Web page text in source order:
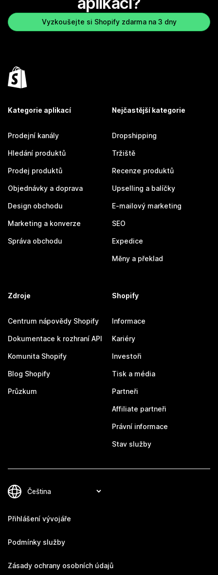
Vyzkoušejte si Shopify zdarma na 3 dny
Kategorie aplikací
Prodejní kanály
Hledání produktů
Prodej produktů
Objednávky a doprava
Design obchodu
Marketing a konverze
Správa obchodu
Nejčastější kategorie
Dropshipping
Tržiště
Recenze produktů
Upselling a balíčky
E-mailový marketing
SEO
Expedice
Měny a překlad
Zdroje
Centrum nápovědy Shopify
Dokumentace k rozhraní API
Komunita Shopify
Blog Shopify
Průzkum
Shopify
Informace
Kariéry
Investoři
Tisk a média
Partneři
Affiliate partneři
Právní informace
Stav služby
Přihlášení vývojáře
Podmínky služby
Zásady ochrany osobních údajů